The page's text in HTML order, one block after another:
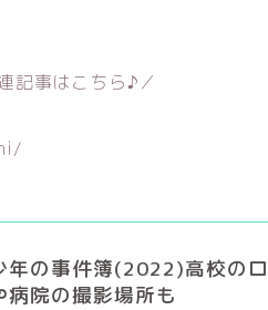
記事はこちら♪／
年の事件簿(2022)高校のロ
病院の撮影場所も